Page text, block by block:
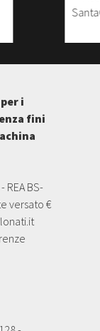
i
fini
REA BS-
versato €